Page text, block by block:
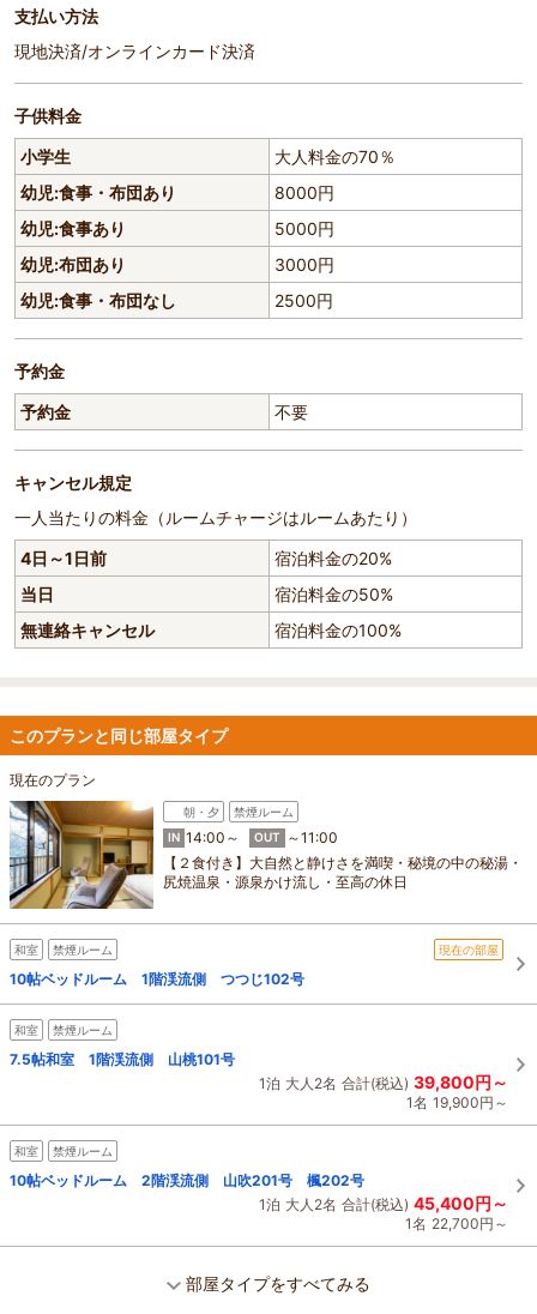
支払い方法
現地決済/オンラインカード決済
子供料金
小学生
大人料金の70％
幼児:食事・布団あり
8000円
幼児:食事あり
5000円
幼児:布団あり
3000円
幼児:食事・布団なし
2500円
予約金
予約金
不要
キャンセル規定
一人当たりの料金（ルームチャージはルームあたり）
4日～1日前
宿泊料金の20%
当日
宿泊料金の50%
無連絡キャンセル
宿泊料金の100%
このプランと同じ部屋タイプ
現在のプラン
朝・夕
禁煙ルーム
IN 14:00～ OUT
～11:00
【２食付き】大自然と静けさを満喫・秘境の中の秘湯・
尻焼温泉・源泉かけ流し・至高の休日
和室 禁煙ルーム 現在の部屋
10帖ベッドルーム 1階渓流側 つつじ102号
和室 禁煙ルーム
7.5帖和室 1階渓流側 山桃101号
1泊 大人2名 合計(税込) 39,800円～
1名 19,900円～
和室 禁煙ルーム
10帖ベッドルーム 2階渓流側 山吹201号 楓202号
1泊 大人2名 合計(税込) 45,400円～
1名 22,700円～
部屋タイプをすべてみる